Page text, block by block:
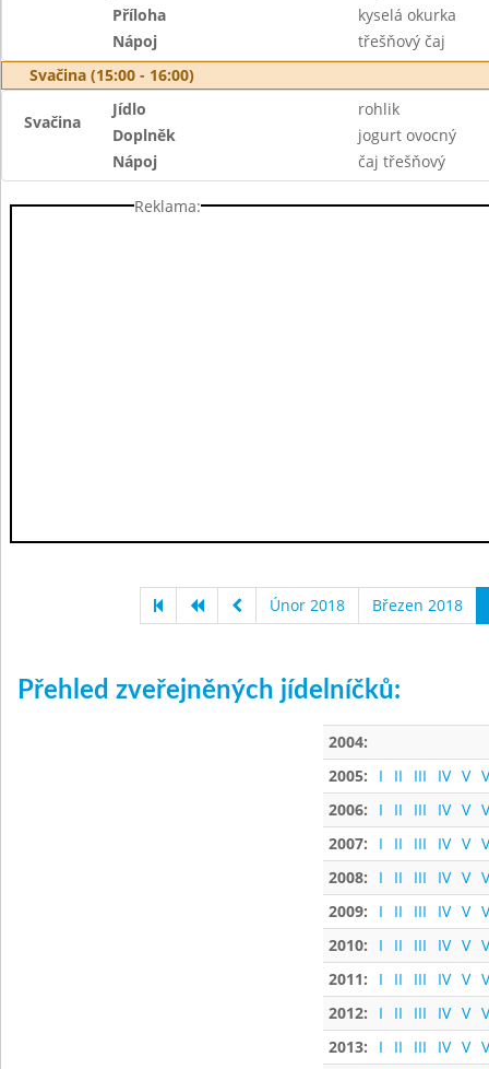
Příloha
kyselá okurka
Nápoj
třešňový čaj
Svačina (15:00 - 16:00)
Svačina
Jídlo
rohlik
Doplněk
jogurt ovocný
Nápoj
čaj třešňový
Reklama:
Únor 2018 Březen 2018
Přehled zveřejněných jídelníčků:
2004:
2005:
I II III IV V
2006:
I II III IV V
2007:
I II III IV V
2008:
I II III IV V
2009:
I II III IV V
2010:
I II III IV V
2011:
I II III IV V
2012:
I II III IV V
2013:
I II III IV V